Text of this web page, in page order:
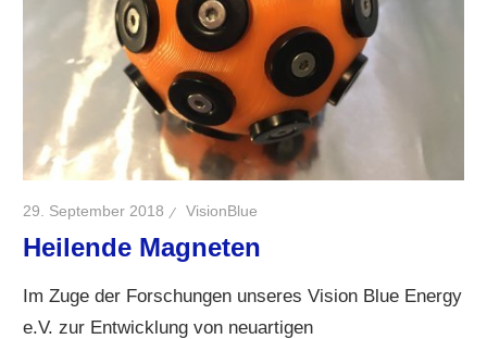
29. September 2018 VisionBlue
Heilende Magneten
Im Zuge der Forschungen unseres Vision Blue Energy
e.V. zur Entwicklung von neuartigen